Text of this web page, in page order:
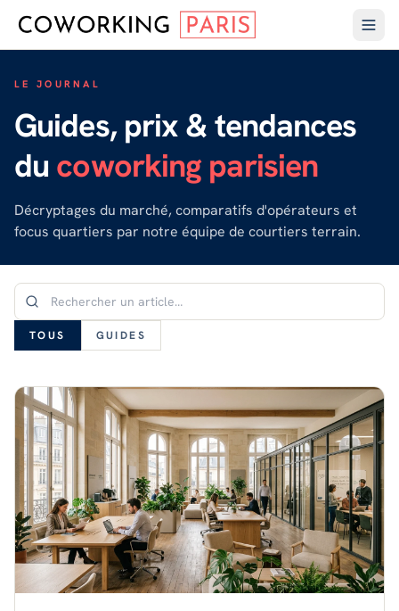
LE JOURNAL
Guides, prix & tendances
du coworking parisien
Décryptages du marché, comparatifs d'opérateurs et
focus quartiers par notre équipe de courtiers terrain.
TOUS GUIDES